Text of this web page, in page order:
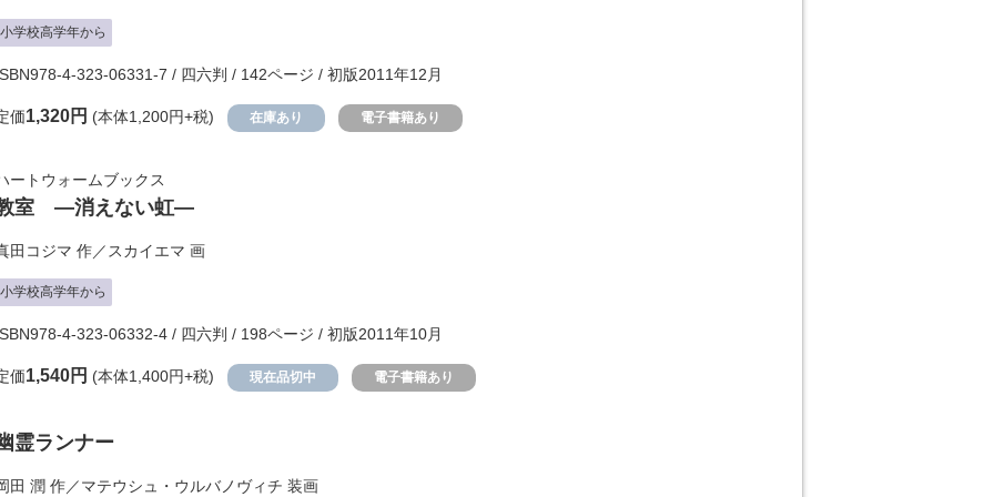
小学校高学年から
4-323-06331-7 / 四六判 / 142ページ / 初版2011年12月
価1,320円 (本体1,200円+税) 在庫あり 電子書籍あり
ートウォームブックス
室 ―消えない虹―
田コジマ 作／スカイエマ 画
小学校高学年から
4-323-06332-4 / 四六判 / 198ページ / 初版2011年10月
価1,540円 (本体1,400円+税) 現在品切中 電子書籍あり
霊ランナー
田 潤 作／マテウシュ・ウルバノヴィチ 装画